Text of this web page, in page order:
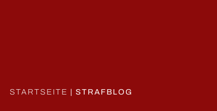
STARTSEITE | STRAFBLOG